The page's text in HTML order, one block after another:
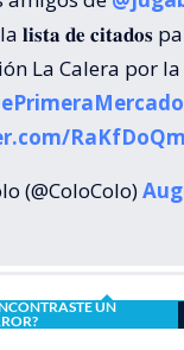
𝐥𝐢𝐬𝐭𝐚 𝐝𝐞 𝐜𝐢𝐭𝐚𝐝𝐨𝐬
La Calera por
(@ColoColo)
UN